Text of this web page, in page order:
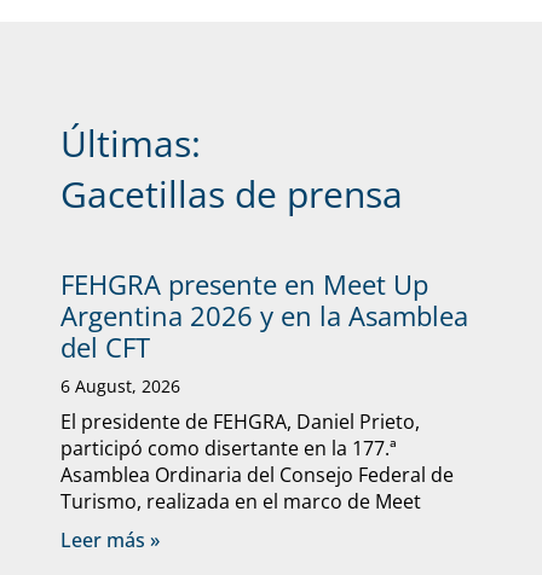
Últimas:
Gacetillas de prensa
FEHGRA presente en Meet Up
Argentina 2026 y en la Asamblea
del CFT
6 August, 2026
El presidente de FEHGRA, Daniel Prieto,
participó como disertante en la 177.ª
Asamblea Ordinaria del Consejo Federal de
Turismo, realizada en el marco de Meet
Leer más »